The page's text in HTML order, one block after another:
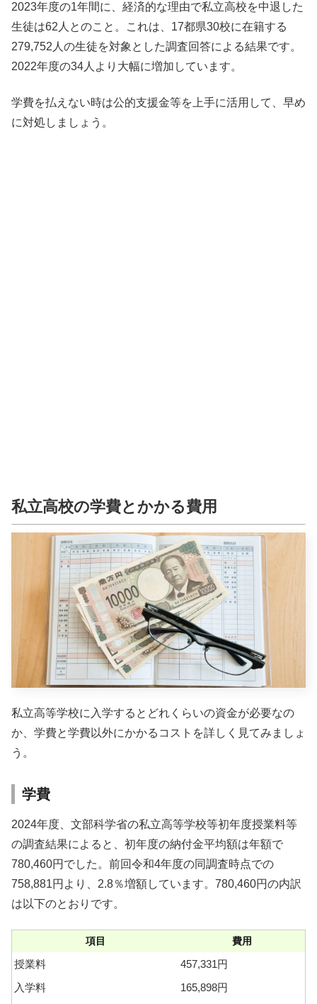
2023年度の1年間に、経済的な理由で私立高校を中退した
生徒は62人とのこと。これは、17都県30校に在籍する
279,752人の生徒を対象とした調査回答による結果です。
2022年度の34人より大幅に増加しています。
学費を払えない時は公的支援金等を上手に活用して、早め
に対処しましょう。
私立高校の学費とかかる費用
私立高等学校に入学するとどれくらいの資金が必要なの
か、学費と学費以外にかかるコストを詳しく見てみましょ
う。
学費
2024年度、文部科学省の私立高等学校等初年度授業料等
の調査結果によると、初年度の納付金平均額は年額で
780,460円でした。前回令和4年度の同調査時点での
758,881円より、2.8％増額しています。780,460円の内訳
は以下のとおりです。
項目 費用
授業料
457,331円
入学料
165,898円